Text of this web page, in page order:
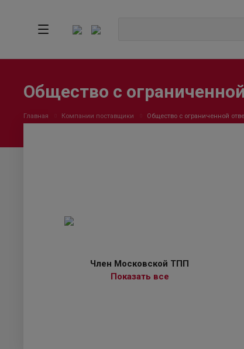
Общество с
Главная Компании поставщики Общество с ограниченной
Член Московской ТПП
Показать все